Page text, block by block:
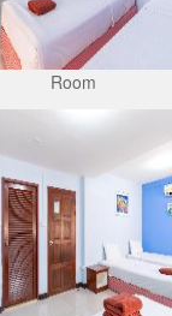
Room